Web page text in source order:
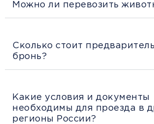
Можно ли перевозить
Сколько стоит
бронь?
Какие условия и документы
необходимы для проезда в
регионы России?